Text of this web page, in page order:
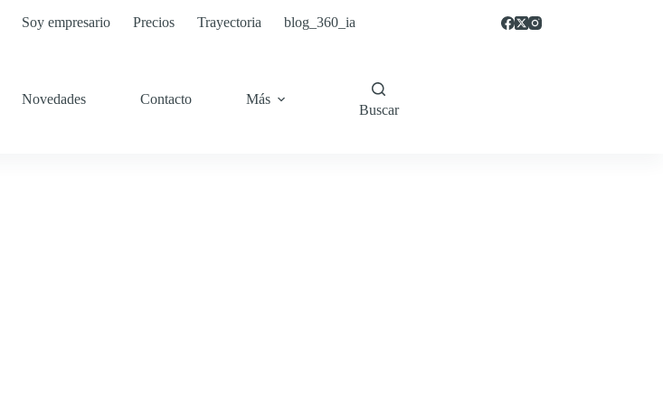
Soy empresario Precios Trayectoria blog_360_ia
Novedades Contacto Más
Buscar